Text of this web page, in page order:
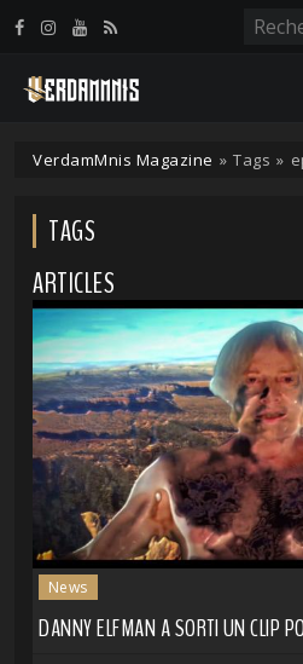
VerdamMnis Magazine » Tags »
TAGS
ARTICLES
News
DANNY ELFMAN A SORTI UN CLIP
Panneau de gestion des cookies